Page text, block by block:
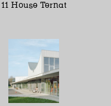
11 House Ternat